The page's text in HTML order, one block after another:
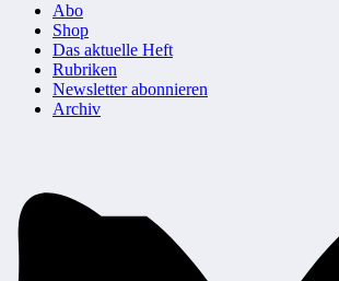
Abo
Shop
Das aktuelle Heft
Rubriken
Newsletter abonnieren
Archiv